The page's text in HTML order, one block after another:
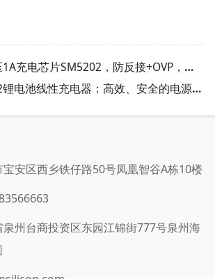
电芯片SM5202，防反接+OVP，安全充电新选择！
电池线性充电器：高效、安全的电源管理利器
安区西乡铁仔路50号凤凰智谷A栋10楼
州台商投资区东园江锦街777号泉州海